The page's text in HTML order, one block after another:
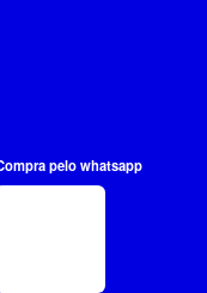
pelo whatsapp